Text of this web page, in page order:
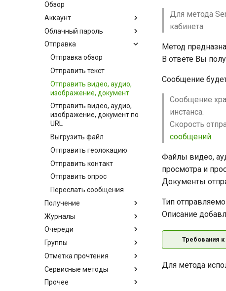
Обзор
Аккаунт
Облачный пароль
Отправка
Отправка обзор
Отправить текст
Отправить видео, аудио,
изображение, документ
Отправить видео, аудио,
изображение, документ по
URL
Выгрузить файл
Отправить геолокацию
Отправить контакт
Отправить опрос
Переслать сообщения
Получение
Журналы
Очереди
Группы
Отметка прочтения
Сервисные методы
Прочее
Для метода
кабинета
Метод
В ответе Вы
Сообщение
Сообщение
инстанса.
Скорость
сообщений.
Файлы видео,
просмотра и
Документы
Тип
Описание
Требования
Для метода